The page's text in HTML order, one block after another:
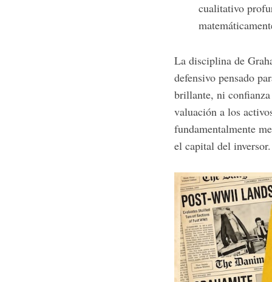
cualitativo
La disciplina de
defensivo pensado
brillante, ni
valuación a los
fundamentalmente
el capital del